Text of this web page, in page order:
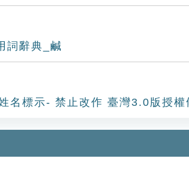
詞辭典_鹹
名標示- 禁止改作 臺灣3.0版授權